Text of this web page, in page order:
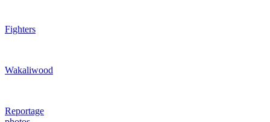
Fighters
Wakaliwood
Reportage